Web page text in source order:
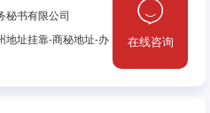
秘书有限公司
地址挂靠-商秘地址-办
在线咨询